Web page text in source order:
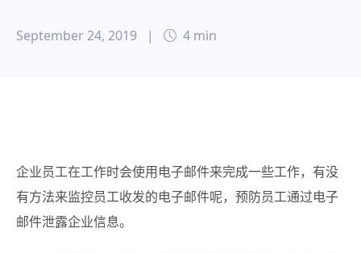
September 24, 2019 | 4 min
企业员工在工作时会使用电子邮件来完成一些工作，有没
有方法来监控员工收发的电子邮件呢，预防员工通过电子
邮件泄露企业信息。